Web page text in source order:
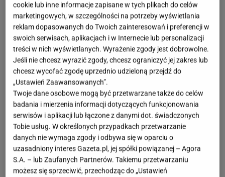
cookie lub inne informacje zapisane w tych plikach do celów
marketingowych, w szczególności na potrzeby wyświetlania
reklam dopasowanych do Twoich zainteresowań i preferencji w
swoich serwisach, aplikacjach i w Internecie lub personalizacji
treści w nich wyświetlanych. Wyrażenie zgody jest dobrowolne.
Jeśli nie chcesz wyrazić zgody, chcesz ograniczyć jej zakres lub
chcesz wycofać zgodę uprzednio udzieloną przejdź do
„Ustawień Zaawansowanych”.
Twoje dane osobowe mogą być przetwarzane także do celów
badania i mierzenia informacji dotyczących funkcjonowania
serwisów i aplikacji lub łączone z danymi dot. świadczonych
Tobie usług. W określonych przypadkach przetwarzanie
danych nie wymaga zgody i odbywa się w oparciu o
uzasadniony interes Gazeta.pl, jej spółki powiązanej – Agora
S.A. – lub Zaufanych Partnerów. Takiemu przetwarzaniu
możesz się sprzeciwić, przechodząc do „Ustawień